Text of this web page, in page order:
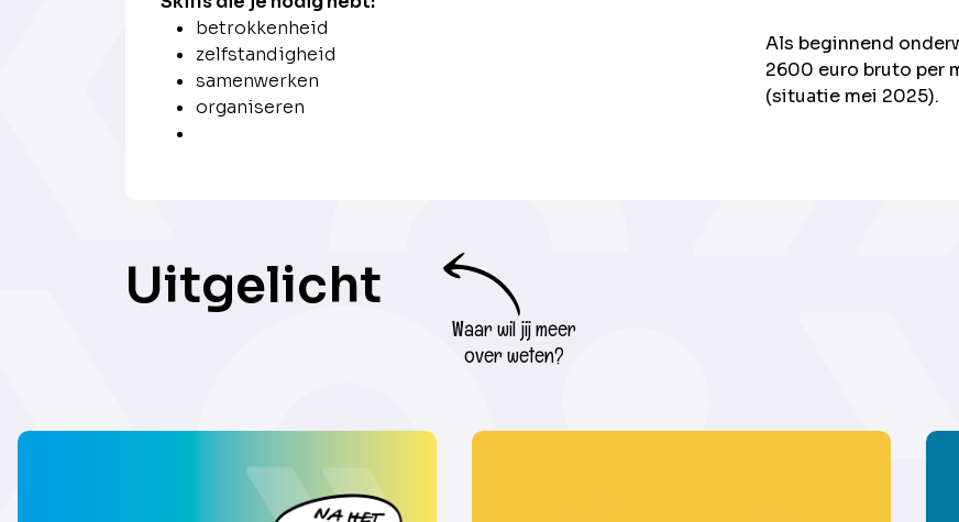
betrokkenheid
zelfstandigheid
samenwerken
organiseren
Als beginnend
2600 euro bruto per
(situatie mei 2025).
Uitgelicht
Waar wil jij meer
over weten?